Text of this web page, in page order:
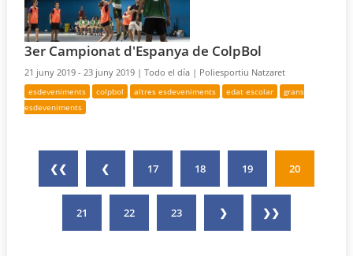
3er Campionat d'Espanya de ColpBol
21 juny 2019 - 23 juny 2019 |Todo el día | Poliesportiu Natzaret
esdeveniments colpbol altres esdeveniments edat escolar
grans
esdeveniments
❮❮ ❮ 17 18 19 20
21 22 23 ❯ ❯❯